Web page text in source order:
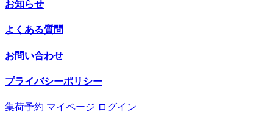
お知らせ
よくある質問
お問い合わせ
プライバシーポリシー
集荷予約 マイページ ログイン